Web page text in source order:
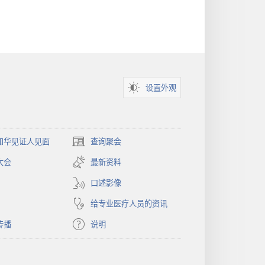
设置外观
华见证人见面 查询聚会
（打
开
新
窗
口）
会
最新资料
口述影像
给专业医疗人员的资讯
播
说明